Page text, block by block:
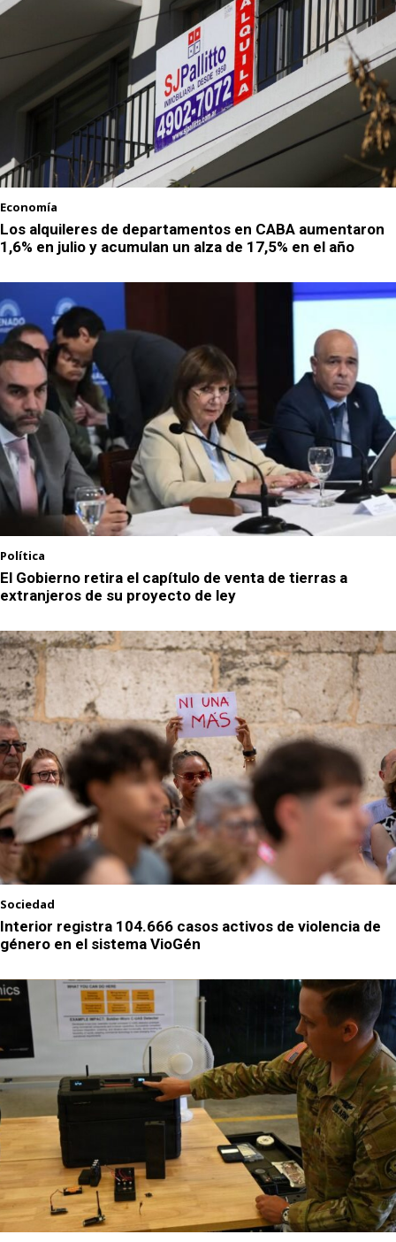
Economía
Los alquileres de departamentos en CABA aumentaron
1,6% en julio y acumulan un alza de 17,5% en el año
Política
El Gobierno retira el capítulo de venta de tierras a
extranjeros de su proyecto de ley
Sociedad
Interior registra 104.666 casos activos de violencia de
género en el sistema VioGén